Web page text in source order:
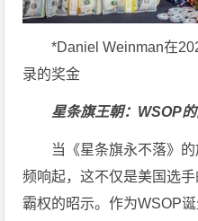
*Daniel Weinman在
录的奖金
星条旗王朝：WSOP
当《星条旗永不落》
频响起，这不仅是美国选
霸权的昭示。作为WSOP